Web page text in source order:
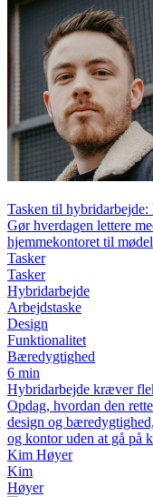
Tasken til
Gør hverdagen lettere
hjemmekontoret til
Tasker
Tasker
Hybridarbejde
Arbejdstaske
Design
Funktionalitet
Bæredygtighed
6 min
Hybridarbejde kræver
Opdag, hvordan den
design og
og kontor uden at gå på
Kim Høyer
Kim
Høyer